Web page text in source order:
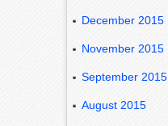
December 2015
November 2015
September 2015
August 2015